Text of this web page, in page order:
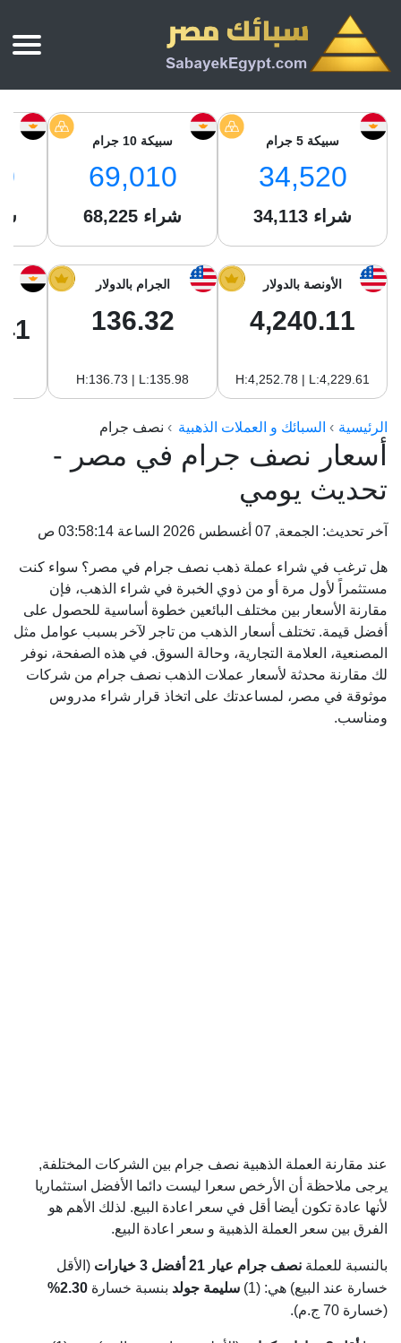
أسعار الذهب
سعر الذهب عيار 24
سعر جنيه الذهب
سبائك الذهب
بي تي سي
سام
سليمة جولد
سويس جولد
الراعي جولد
ماستر جولد
ديوان الذهب
الجلا جولد
أسعار الفضة اليوم
سبائك الفضة
بي تي سي
جونير
نجم الدين
من نحن
سبيكة 5 جرام
34,520
34,113 شراء
سبيكة 10 جرام
69,010
68,225 شراء
الأونصة بالدولار
4,240.11
H:4,252.78 | L:4,229.61
الجرام بالدولار
136.32
H:136.73 | L:135.98
الرئيسية السبائك و العملات الذهبية نصف جرام
أسعار نصف جرام في مصر -
تحديث يومي
آخر تحديث: الجمعة, 07 أغسطس 2026 الساعة 03:58:14 ص
هل ترغب في شراء عملة ذهب نصف جرام في مصر؟ سواء كنت
مستثمراً لأول مرة أو من ذوي الخبرة في شراء الذهب، فإن
مقارنة الأسعار بين مختلف البائعين خطوة أساسية للحصول على
أفضل قيمة. تختلف أسعار الذهب من تاجر لآخر بسبب عوامل مثل
المصنعية، العلامة التجارية، وحالة السوق. في هذه الصفحة، نوفر
لك مقارنة محدثة لأسعار عملات الذهب نصف جرام من شركات
موثوقة في مصر، لمساعدتك على اتخاذ قرار شراء مدروس
ومناسب.
عند مقارنة العملة الذهبية نصف جرام بين الشركات المختلفة,
يرجى ملاحظة أن الأرخص سعرا ليست دائما الأفضل استثماريا
لأنها عادة تكون أيضا أقل في سعر اعادة البيع. لذلك الأهم هو
الفرق بين سعر العملة الذهبية و سعر اعادة البيع.
بالنسبة للعملة نصف جرام عيار 21 أفضل 3 خيارات
(الأقل
خسارة عند البيع) هي: (1)
سليمة جولد بنسبة خسارة 2.30%
(خسارة 70 ج.م).